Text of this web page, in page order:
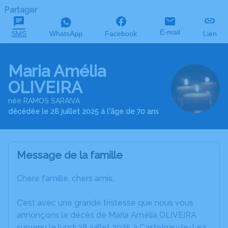
Partager
SMS WhatsApp Facebook E-mail Lien
Maria Amélia
OLIVEIRA
née RAMOS SARAIVA
décédée le 28 juillet 2025 à l'âge de 70 ans
Message de la famille
Chère famille, chers amis,
C’est avec une grande tristesse que nous vous
annonçons le décès de Maria Amélia OLIVEIRA